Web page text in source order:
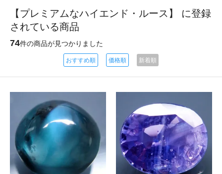
【プレミアムなハイエンド・ルース】 に登録
されている商品
74件の商品が見つかりました
おすすめ順 価格順 新着順